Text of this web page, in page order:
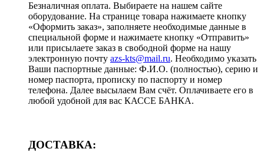
Безналичная оплата. Выбираете на нашем сайте
оборудование. На странице товара нажимаете кнопку
«Оформить заказ», заполняете необходимые данные в
специальной форме и нажимаете кнопку «Отправить»
или присылаете заказ в свободной форме на нашу
электронную почту azs-kts@mail.ru. Необходимо указать
Ваши паспортные данные: Ф.И.О. (полностью), серию и
номер паспорта, прописку по паспорту и номер
телефона. Далее высылаем Вам счёт. Оплачиваете его в
любой удобной для вас КАССЕ БАНКА.
ДОСТАВКА: